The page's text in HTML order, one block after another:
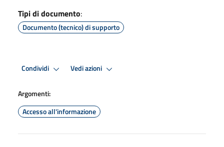
Tipi di documento:
Documento (tecnico) di supporto
Condividi Vedi azioni
Argomenti:
Accesso all'informazione